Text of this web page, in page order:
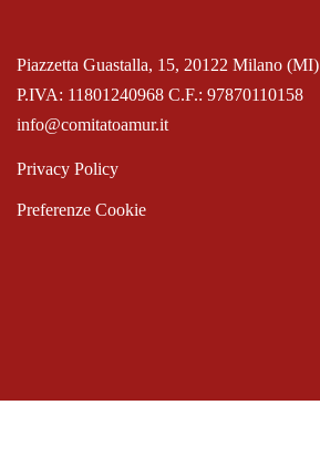
P.IVA: 11801240968 C.F.: 97870110158
Piazzetta Guastalla, 15, 20122 Milano (MI)
info@comitatoamur.it
Privacy Policy
Preferenze Cookie